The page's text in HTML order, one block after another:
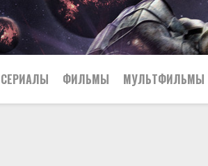
СЕРИАЛЫ ФИЛЬМЫ МУЛЬТФИЛЬМЫ